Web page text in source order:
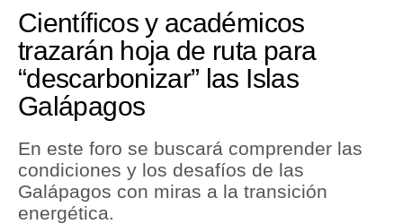
Economía
Mercados
Perú
Política
Tu Dinero
Finanzas Personales
Científicos y académicos
trazarán hoja de ruta para
“descarbonizar” las Islas
Galápagos
En este foro se buscará comprender las
condiciones y los desafíos de las
Galápagos con miras a la transición
energética.